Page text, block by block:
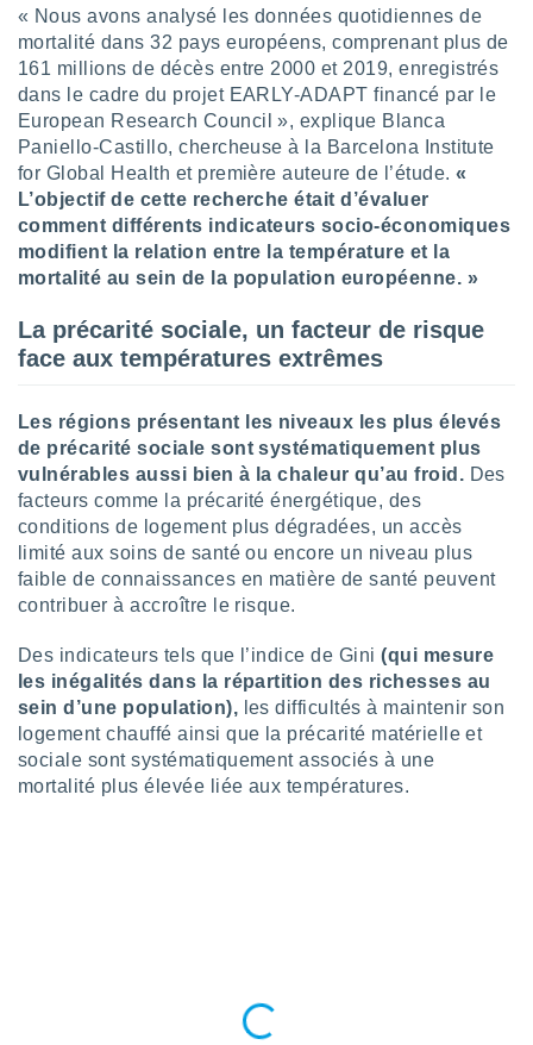
des
des
pour
des
votre
ce site
IP et
sur
Pour ce
« Nous avons analysé les données quotidiennes de
mortalité dans 32 pays européens, comprenant plus de
161 millions de décès entre 2000 et 2019, enregistrés
dans le cadre du projet EARLY-ADAPT financé par le
European Research Council », explique Blanca
Paniello-Castillo, chercheuse à la Barcelona Institute
for Global Health et première auteure de l’étude.«
L’objectif de cette recherche était d’évaluer
comment différents indicateurs socio-économiques
modifient la relation entre la température et la
mortalité au sein de la population européenne. »
La précarité sociale, un facteur de risque
face aux températures extrêmes
Les régions présentant les niveaux les plus élevés
de précarité sociale sont systématiquement plus
vulnérables aussi bien à la chaleur qu’au froid. Des
facteurs comme la précarité énergétique, des
conditions de logement plus dégradées, un accès
limité aux soins de santé ou encore un niveau plus
faible de connaissances en matière de santé peuvent
contribuer à accroître le risque.
Des indicateurs tels que l’indice de Gini (qui mesure
les inégalités dans la répartition des richesses au
sein d’une population), les difficultés à maintenir son
logement chauffé ainsi que la précarité matérielle et
sociale sont systématiquement associés à une
mortalité plus élevée liée aux températures.